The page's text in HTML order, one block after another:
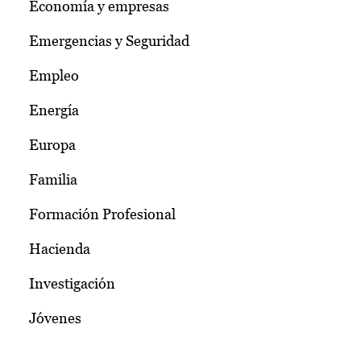
Economía y empresas
Emergencias y Seguridad
Empleo
Energía
Europa
Familia
Formación Profesional
Hacienda
Investigación
Jóvenes